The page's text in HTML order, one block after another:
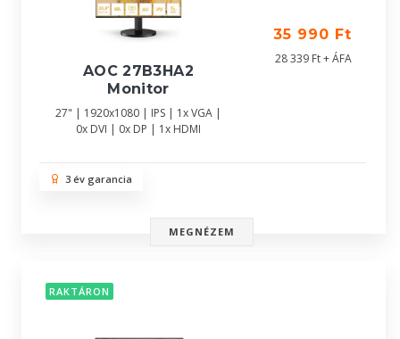
AOC 27B3HA2
Monitor
27" | 1920x1080 | IPS | 1x VGA |
0x DVI | 0x DP | 1x HDMI
35 990 Ft
28 339 Ft + ÁFA
3 év garancia
MEGNÉZEM
RAKTÁRON